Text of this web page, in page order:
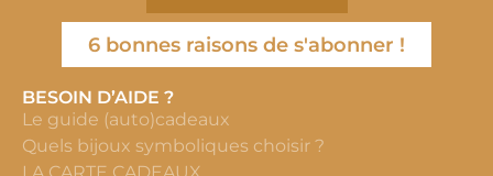
6 bonnes raisons de s'abonner !
BESOIN D’AIDE ?
Le guide (auto)cadeaux
Quels bijoux symboliques choisir ?